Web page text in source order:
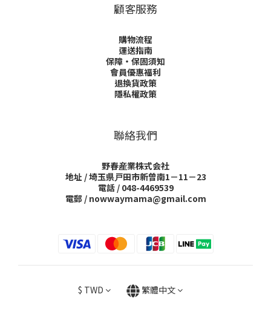
顧客服務
購物流程
運送指南
保障・保固須知
會員優惠福利
退換貨政策
隱私權政策
聯絡我們
野春産業株式会社
地址 / 埼玉県戸田市新曾南1－11－23
電話 / 048-4469539
電郵 / nowwaymama@gmail.com
$ TWD 繁體中文